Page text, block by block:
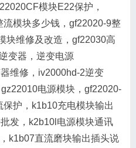
模块E22保护，
模块多少钱，gf22020-9整
块维修及改造，gf22030高
变器，逆变电源
维修，iv2000hd-2逆变
电源模块，gf22020-
护，k1b10充电模块输出
发，k2b10l电源模块通讯
k1b07直流磨块输出插头说